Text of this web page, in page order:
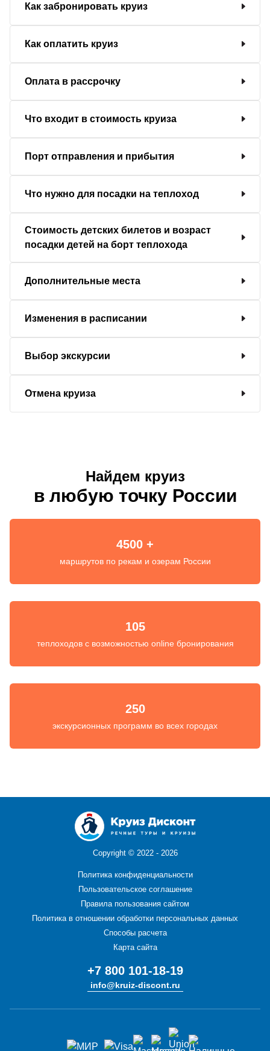
Как забронировать круиз
Как оплатить круиз
Оплата в рассрочку
Что входит в стоимость круиза
Порт отправления и прибытия
Что нужно для посадки на теплоход
Стоимость детских билетов и возраст
посадки детей на борт теплохода
Дополнительные места
Изменения в расписании
Выбор экскурсии
Отмена круиза
Найдем круиз
в любую точку России
4500 +
маршрутов по рекам и озерам России
105
теплоходов с возможностью online бронирования
250
экскурсионных программ во всех городах
Copyright © 2022 - 2026
Политика конфиденциальности
Пользовательское соглашение
Правила пользования сайтом
Политика в отношении обработки персональных данных
Способы расчета
Карта сайта
+7 800 101-18-19
info@kruiz-discont.ru